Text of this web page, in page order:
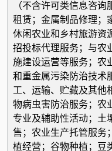
（不含许可类信息咨
租赁；金属制品修理；
休闲农业和乡村旅游资
招投标代理服务；与农
施建设运营等服务；农
和重金属污染防治技术
工、运输、贮藏及其他
物病虫害防治服务；农
专业及辅助性活动；土
售；农业生产托管服务
植经营；谷物种植；豆